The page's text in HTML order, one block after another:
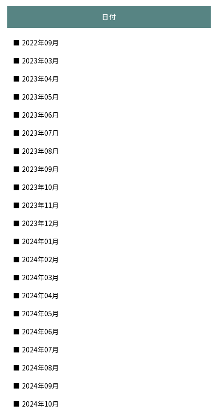
日付
2022年09月
2023年03月
2023年04月
2023年05月
2023年06月
2023年07月
2023年08月
2023年09月
2023年10月
2023年11月
2023年12月
2024年01月
2024年02月
2024年03月
2024年04月
2024年05月
2024年06月
2024年07月
2024年08月
2024年09月
2024年10月